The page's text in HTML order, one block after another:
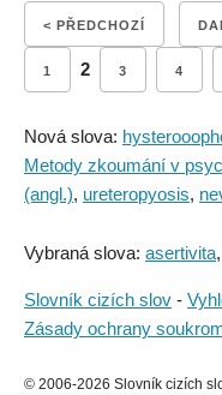
< PŘEDCHOZÍ
1 2 3 4
Nová slova:
Metody zkoumání v
(angl.), ureteropyosis,
Vybraná slova: asertivita,
Slovník cizích slov -
Zásady ochrany
© 2006-2026 Slovník cizích